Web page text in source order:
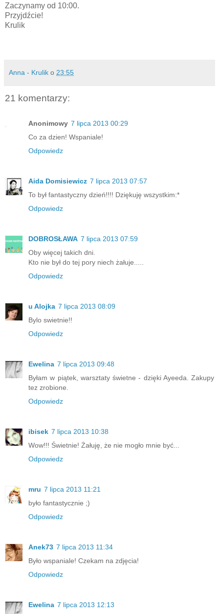
Zaczynamy od 10:00.
Przyjdźcie!
Krulik
Anna - Krulik o 23:55
21 komentarzy:
Anonimowy 7 lipca 2013 00:29
Co za dzien! Wspaniale!
Odpowiedz
Aida Domisiewicz 7 lipca 2013 07:57
To był fantastyczny dzień!!!! Dziękuję wszystkim:*
Odpowiedz
DOBROSŁAWA 7 lipca 2013 07:59
Oby więcej takich dni.
Kto nie był do tej pory niech żałuje.....
Odpowiedz
u Alojka 7 lipca 2013 08:09
Bylo swietnie!!
Odpowiedz
Ewelina 7 lipca 2013 09:48
Byłam w piątek, warsztaty świetne - dzięki Ayeeda. Zakupy
tez zrobione.
Odpowiedz
ibisek 7 lipca 2013 10:38
Wow!!! Świetnie! Żałuję, że nie mogło mnie być...
Odpowiedz
mru 7 lipca 2013 11:21
było fantastycznie ;)
Odpowiedz
Anek73 7 lipca 2013 11:34
Było wspaniale! Czekam na zdjęcia!
Odpowiedz
Ewelina 7 lipca 2013 12:13